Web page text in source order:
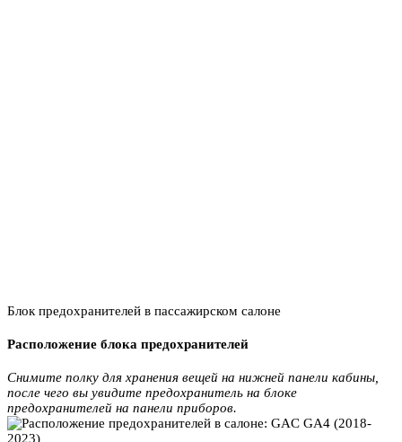
Блок предохранителей в пассажирском салоне
Расположение блока предохранителей
Снимите полку для хранения вещей на нижней панели кабины,
после чего вы увидите предохранитель на блоке
предохранителей на панели приборов.